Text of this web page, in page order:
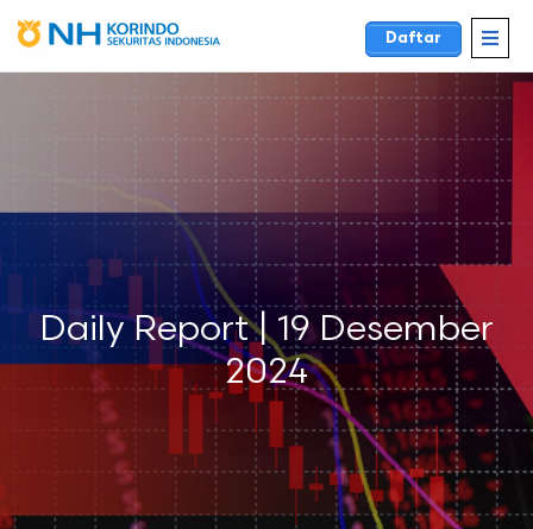
Daftar
Daily Report | 19 Desember
2024